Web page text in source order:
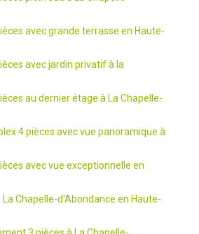
avec grande terrasse en Haute-
avec jardin privatif à la
au dernier étage à La Chapelle-
4 pièces avec vue panoramique à
avec vue exceptionnelle en
La Chapelle-d'Abondance en Haute-